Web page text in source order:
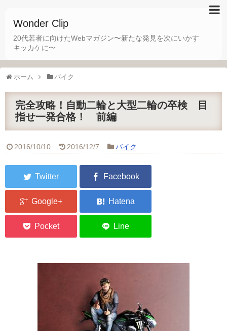
Wonder Clip
20代若者に向けたWebマガジン〜新たな発見を次にいかす
キッカケに〜
ホーム バイク
完全攻略！自動二輪と大型二輪の卒検 目
指せ一発合格！ 前編
2016/10/10 2016/12/7 バイク